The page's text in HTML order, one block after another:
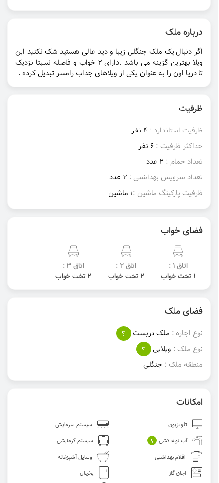
درباره ملک
اگر دنبال یک ملک جنگلی زیبا و دید عالی هستید شک نکنید این
ویلا بهترین گزینه می باشد .دارای ۲ خواب و فاصله نسبتا نزدیک
تا دریا اون را به عنوان یکی از ویلاهای جداب رامسر تبدیل کرده .
ظرفیت
ظرفیت استاندارد : 4 نفر
حداکثر ظرفیت : 6 نفر
تعداد حمام : 2 عدد
تعداد سرویس بهداشتی : 2 عدد
ظرفیت پارکینگ ماشین :1 ماشین
فضای خواب
اتاق 1 :
1 تخت خواب
اتاق 2 :
2 تخت خواب
اتاق 3 :
2 تخت خواب
فضای ملک
نوع اجاره : ملک دربست
؟
نوع ملک : ویلایی
؟
منطقه ملک : جنگلی
امکانات
تلویزیون
سیستم سرمایش
آب لوله کشی
؟
سیستم گرمایشی
اقلام بهداشتی
وسایل آشپزخانه
اجاق گاز
یخچال